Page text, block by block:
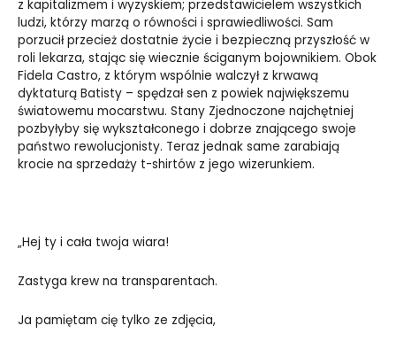
z kapitalizmem i wyzyskiem; przedstawicielem wszystkich
ludzi, którzy marzą o równości i sprawiedliwości. Sam
porzucił przecież dostatnie życie i bezpieczną przyszłość w
roli lekarza, stając się wiecznie ściganym bojownikiem. Obok
Fidela Castro, z którym wspólnie walczył z krwawą
dyktaturą Batisty – spędzał sen z powiek największemu
światowemu mocarstwu. Stany Zjednoczone najchętniej
pozbyłyby się wykształconego i dobrze znającego swoje
państwo rewolucjonisty. Teraz jednak same zarabiają
krocie na sprzedaży t-shirtów z jego wizerunkiem.
„Hej ty i cała twoja wiara!
Zastyga krew na transparentach.
Ja pamiętam cię tylko ze zdjęcia,